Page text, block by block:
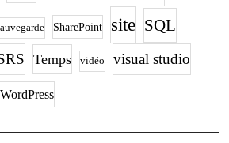
SharePoint site SQL
Temps vidéo visual studio
WordPress